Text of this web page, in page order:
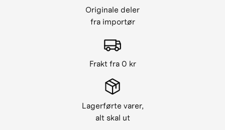
Originale deler
fra importør
Frakt fra 0 kr
Lagerførte varer,
alt skal ut